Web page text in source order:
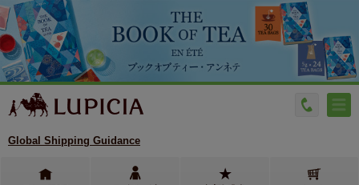
Global Shipping Guidance